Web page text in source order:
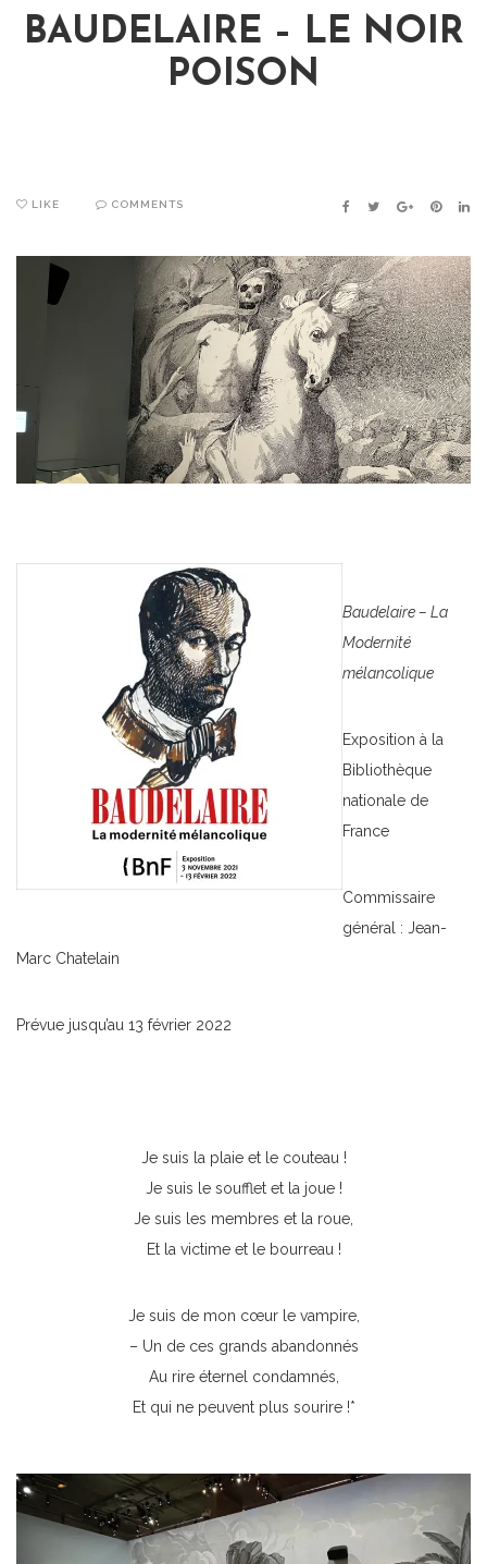
BAUDELAIRE – LE NOIR
POISON
LIKE COMMENTS FACEBOOK
TWITTER
GOOGLE+
Baudelaire – La
Modernité
mélancolique
Exposition à la
Bibliothèque
nationale de
France
Commissaire
général : Jean-
Marc Chatelain
Prévue jusqu’au 13 février 2022
Je suis la plaie et le couteau !
Je suis le soufflet et la joue !
Je suis les membres et la roue,
Et la victime et le bourreau !
Je suis de mon cœur le vampire,
– Un de ces grands abandonnés
Au rire éternel condamnés,
Et qui ne peuvent plus sourire !*